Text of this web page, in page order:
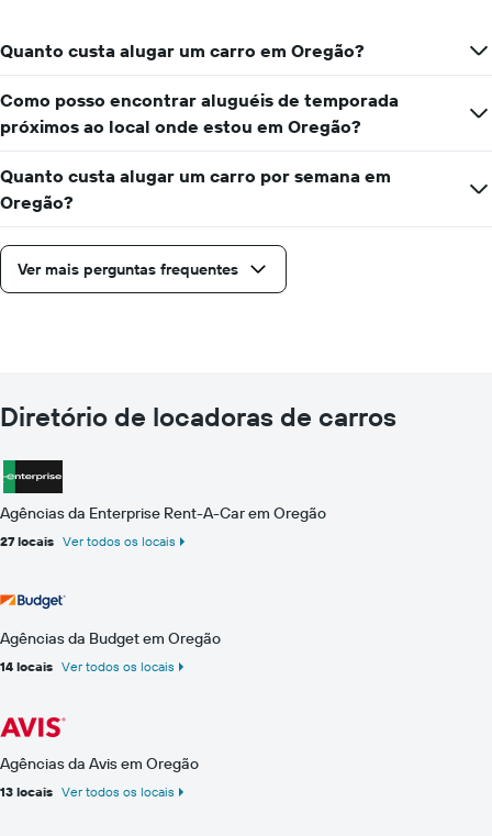
Quanto custa alugar um carro em Oregão?
Como posso encontrar aluguéis de temporada
próximos ao local onde estou em Oregão?
Quanto custa alugar um carro por semana em
Oregão?
Ver mais perguntas frequentes
Diretório de locadoras de carros
Agências da Enterprise Rent-A-Car em Oregão
27 locais Ver todos os locais
Agências da Budget em Oregão
14 locais Ver todos os locais
Agências da Avis em Oregão
13 locais Ver todos os locais